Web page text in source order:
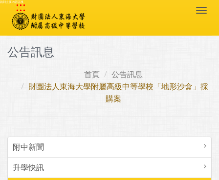
跳到主要內容區塊
:::
公告訊息
首頁
公告訊息
財團法人東海大學附屬高級中等學校「地形沙盒」採
購案
附中新聞
升學快訊